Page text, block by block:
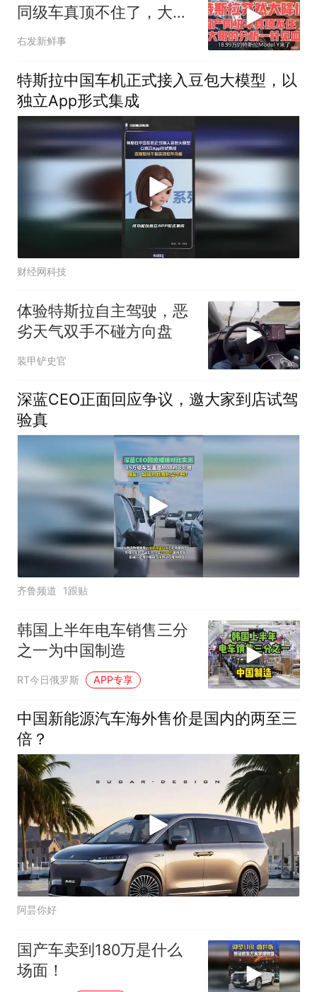
同级车真顶不住了，大哥
的分析一针见血！
右发新鲜事
特斯拉中国车机正式接入豆包大模型，以
独立App形式集成
财经网科技
体验特斯拉自主驾驶，恶
劣天气双手不碰方向盘
装甲铲史官
深蓝CEO正面回应争议，邀大家到店试驾
验真
齐鲁频道 1跟贴
韩国上半年电车销售三分
之一为中国制造
RT今日俄罗斯 APP专享
中国新能源汽车海外售价是国内的两至三
倍？
阿昙你好
国产车卖到180万是什么
场面！